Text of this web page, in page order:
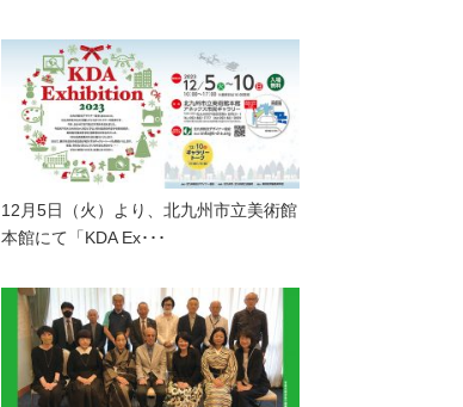
12月5日（火）より、北九州市立美術館
本館にて「KDA Ex･･･